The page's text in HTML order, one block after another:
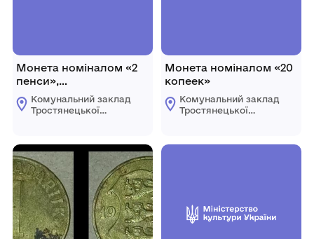
Монета номіналом «2
пенси»,
Великобританія, 2016 р.
Комунальний заклад
Тростянецької
виставковий центр
"Тростянецький""
Монета номіналом «20
копеек»
Комунальний заклад
Тростянецької
виставковий центр